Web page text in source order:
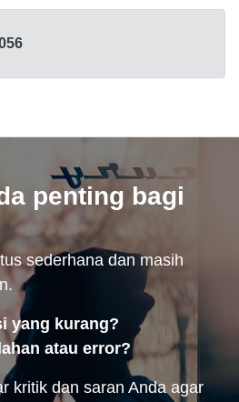
penting bagi
sederhana dan masih
yang kurang?
atau error?
kritik dan saran Anda agar